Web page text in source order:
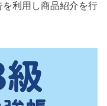
利用し商品紹介を行